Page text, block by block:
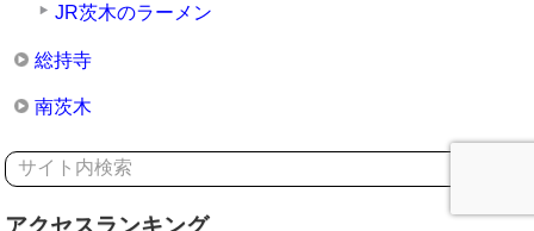
JR茨木のラーメン
総持寺
南茨木